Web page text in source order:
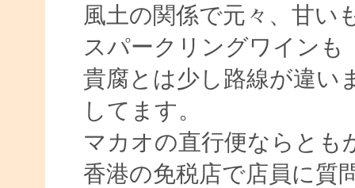
風土の関係で元々、甘い
スパークリングワイン
貴腐とは少し路線が違い
してます。
マカオの直行便ならとも
香港の免税店で店員に質